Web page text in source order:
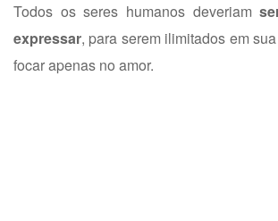
Todos os seres humanos deveriam
expressar, para serem ilimitados em
focar apenas no amor.